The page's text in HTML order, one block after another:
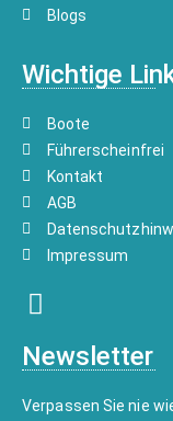
Blogs
Wichtige
Boote
Führerscheinfrei
Kontakt
AGB
Impressum
Newsletter
Verpassen Sie nie